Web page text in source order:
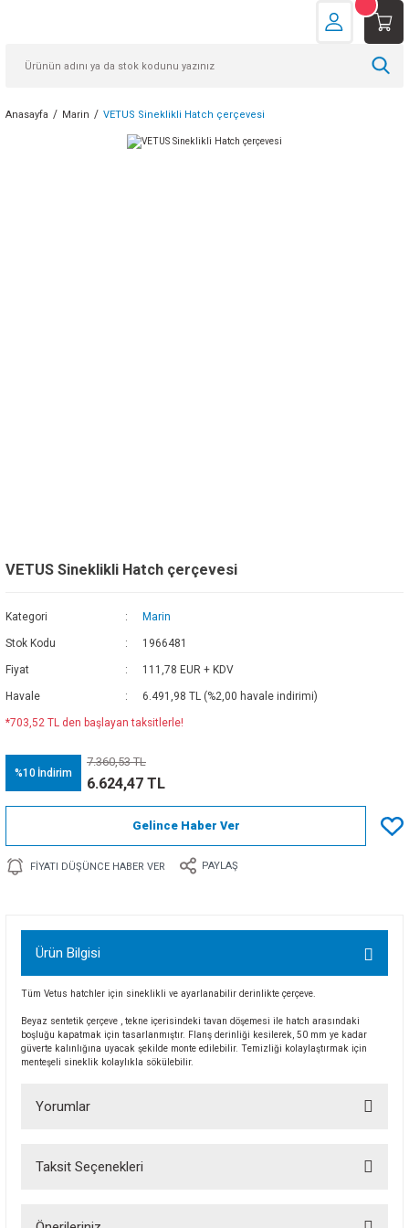
Anasayfa Marin VETUS Sineklikli Hatch çerçevesi
VETUS Sineklikli Hatch çerçevesi
Kategori Marin
Stok Kodu 1966481
Fiyat 111,78 EUR + KDV
Havale 6.491,98 TL (%2,00 havale indirimi)
*703,52 TL den başlayan taksitlerle!
%10 İndirim
7.360,53 TL
6.624,47 TL
Gelince Haber Ver
FIYATI DÜŞÜNCE HABER VER PAYLAŞ
Ürün Bilgisi
Tüm Vetus hatchler için sineklikli ve ayarlanabilir derinlikte çerçeve.
Beyaz sentetik çerçeve , tekne içerisindeki tavan döşemesi ile hatch arasındaki
boşluğu kapatmak için tasarlanmıştır. Flanş derinliği kesilerek, 50 mm ye kadar
güverte kalınlığına uyacak şekilde monte edilebilir. Temizliği kolaylaştırmak için
menteşeli sineklik kolaylıkla sökülebilir.
Yorumlar
Taksit Seçenekleri